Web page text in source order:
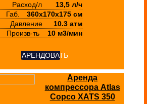
Расход/л
13,5 л/ч
Габ.
360х170х175 см
Давление
10.3 атм
Произв-ть
10 м3/мин
АРЕНДОВАТЬ
Аренда
компрессора Atlas
Copco XATS 350